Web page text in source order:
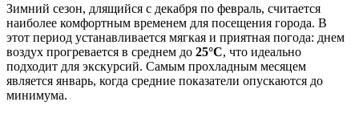
Зимний сезон, длящийся с декабря по февраль, считается
наиболее комфортным временем для посещения города. В
этот период устанавливается мягкая и приятная погода: днем
воздух прогревается в среднем до 25°C, что идеально
подходит для экскурсий. Самым прохладным месяцем
является январь, когда средние показатели опускаются до
минимума.